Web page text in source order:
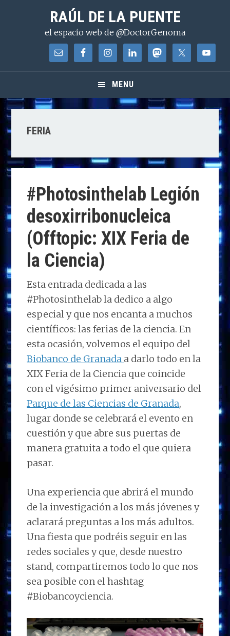
contenido
RAÚL DE LA PUENTE
el espacio web de @DoctorGenoma
MENU
FERIA
#Photosinthelab Legión
desoxirribonucleica
(Offtopic: XIX Feria de
la Ciencia)
Esta entrada dedicada a las
#Photosinthelab la dedico a algo
especial y que nos encanta a muchos
científicos: las ferias de la ciencia. En
esta ocasión, volvemos el equipo del
Biobanco de Granada a darlo todo en la
XIX Feria de la Ciencia que coincide
con el vigésimo primer aniversario del
Parque de las Ciencias de Granada,
lugar donde se celebrará el evento en
cuestión y que abre sus puertas de
manera gratuita a todo el que quiera
pasar.
Una experiencia que abrirá el mundo
de la investigación a los más jóvenes y
aclarará preguntas a los más adultos.
Una fiesta que podréis seguir en las
redes sociales y que, desde nuestro
stand, compartiremos todo lo que nos
sea posible con el hashtag
#Biobancoyciencia.